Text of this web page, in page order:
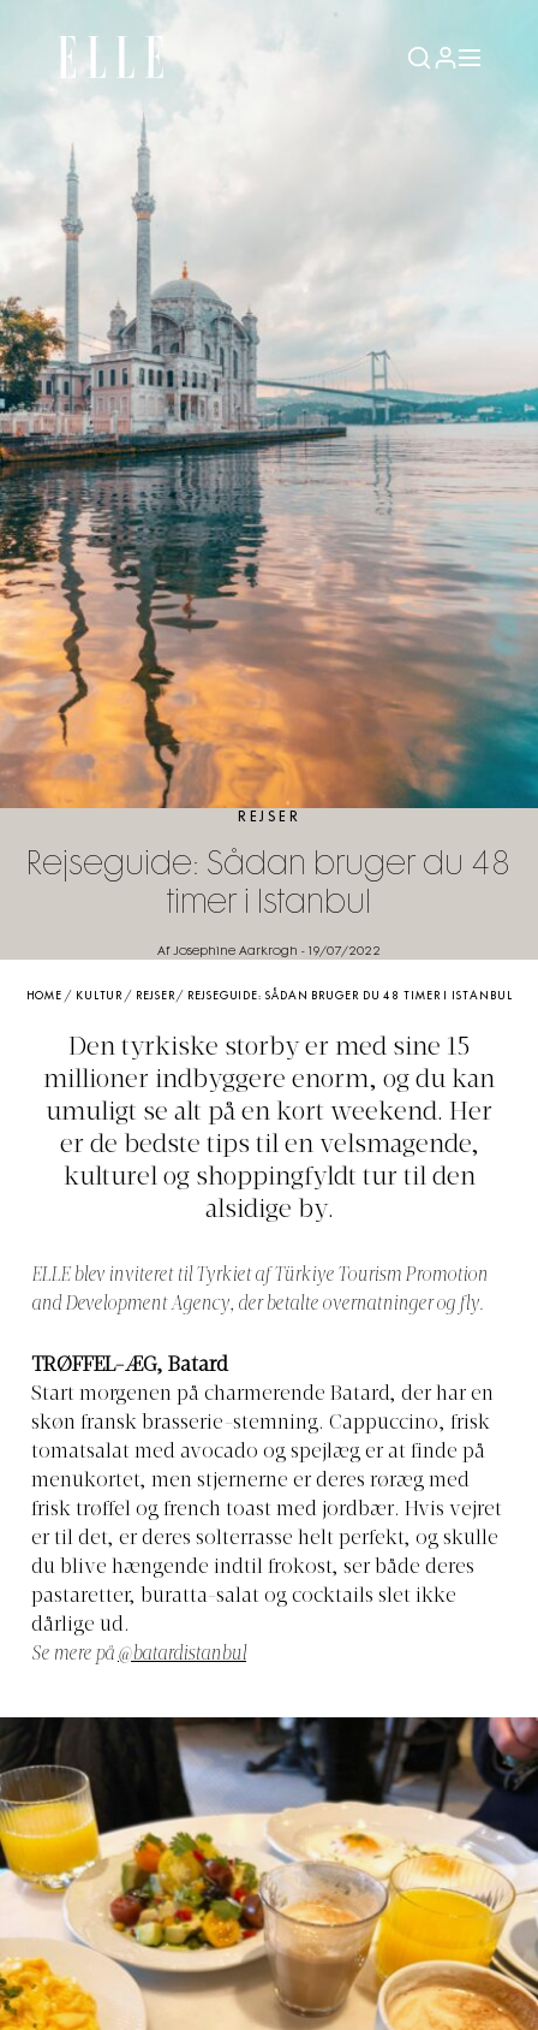
REJSER
Rejseguide: Sådan bruger du 48
timer i Istanbul
Af Josephine Aarkrogh - 19/07/2022
HOME / KULTUR / REJSER / REJSEGUIDE: SÅDAN BRUGER DU 48 TIMER I ISTANBUL
Den tyrkiske storby er med sine 15
millioner indbyggere enorm, og du kan
umuligt se alt på en kort weekend. Her
er de bedste tips til en velsmagende,
kulturel og shoppingfyldt tur til den
alsidige by.
ELLE blev inviteret til Tyrkiet af Türkiye Tourism Promotion
and Development Agency, der betalte overnatninger og fly.
TRØFFEL-ÆG, Batard
Start morgenen på charmerende Batard, der har en
skøn fransk brasserie-stemning. Cappuccino, frisk
tomatsalat med avocado og spejlæg er at finde på
menukortet, men stjernerne er deres røræg med
frisk trøffel og french toast med jordbær. Hvis vejret
er til det, er deres solterrasse helt perfekt, og skulle
du blive hængende indtil frokost, ser både deres
pastaretter, buratta-salat og cocktails slet ikke
dårlige ud.
Se mere på @batardistanbul